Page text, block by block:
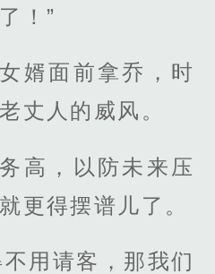
！”
婿面前拿乔，时
丈人的威风。
高，以防未来压
更得摆谱儿了。
用请客，那我们